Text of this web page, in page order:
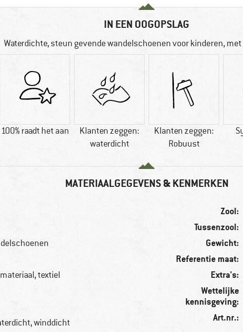
IN EEN OOGOPSLAG
Waterdichte, steun gevende wandelschoenen voor kinderen,
100% raadt het aan
Klanten zeggen:
waterdicht
Klanten zeggen:
Robuust
MATERIAALGEGEVENS & KENMERKEN
textiel
winddicht
Zool:
Tussenzool:
Gewicht:
Referentie maat:
Extra's:
Wettelijke
kennisgeving:
Art.nr.: